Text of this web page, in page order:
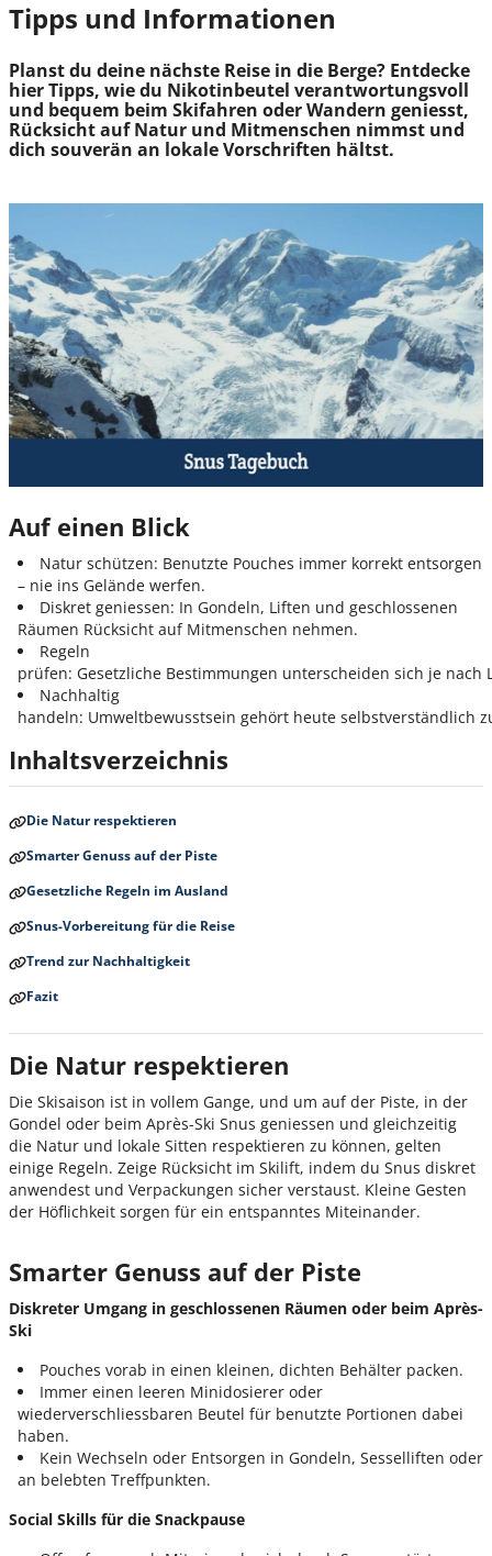
Tipps und Informationen
Planst du deine nächste Reise in die Berge? Entdecke
hier Tipps, wie du Nikotinbeutel verantwortungsvoll
und bequem beim Skifahren oder Wandern geniesst,
Rücksicht auf Natur und Mitmenschen nimmst und
dich souverän an lokale Vorschriften hältst.
Auf einen Blick
Natur schützen: Benutzte Pouches immer korrekt entsorgen
– nie ins Gelände werfen.
Diskret geniessen: In Gondeln, Liften und geschlossenen
Räumen Rücksicht auf Mitmenschen nehmen.
Regeln
prüfen: Gesetzliche Bestimmungen unterscheiden sich je nach
Nachhaltig
handeln: Umweltbewusstsein gehört heute selbstverständlich
Inhaltsverzeichnis
Die Natur respektieren
Smarter Genuss auf der Piste
Gesetzliche Regeln im Ausland
Snus-Vorbereitung für die Reise
Trend zur Nachhaltigkeit
Fazit
Die Natur respektieren
Die Skisaison ist in vollem Gange, und um auf der Piste, in der
Gondel oder beim Après-Ski Snus geniessen und gleichzeitig
die Natur und lokale Sitten respektieren zu können, gelten
einige Regeln. Zeige Rücksicht im Skilift, indem du Snus diskret
anwendest und Verpackungen sicher verstaust. Kleine Gesten
der Höflichkeit sorgen für ein entspanntes Miteinander.
Smarter Genuss auf der Piste
Diskreter Umgang in geschlossenen Räumen oder beim Après-
Ski
Pouches vorab in einen kleinen, dichten Behälter packen.
Immer einen leeren Minidosierer oder
wiederverschliessbaren Beutel für benutzte Portionen dabei
haben.
Kein Wechseln oder Entsorgen in Gondeln, Sesselliften oder
an belebten Treffpunkten.
Social Skills für die Snackpause